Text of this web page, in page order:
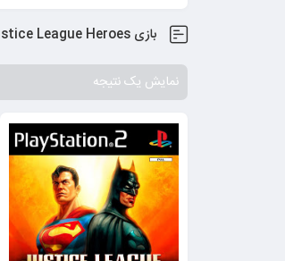
بازی Justice League Heroes
نمایش یک نتیجه